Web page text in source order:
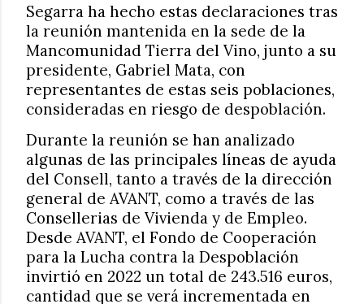
Segarra ha hecho estas declaraciones tras
la reunión mantenida en la sede de la
Mancomunidad Tierra del Vino, junto a su
presidente, Gabriel Mata, con
representantes de estas seis poblaciones,
consideradas en riesgo de despoblación.
Durante la reunión se han analizado
algunas de las principales líneas de ayuda
del Consell, tanto a través de la dirección
general de AVANT, como a través de las
Consellerias de Vivienda y de Empleo.
Desde AVANT, el Fondo de Cooperación
para la Lucha contra la Despoblación
invirtió en 2022 un total de 243.516 euros,
cantidad que se verá incrementada en